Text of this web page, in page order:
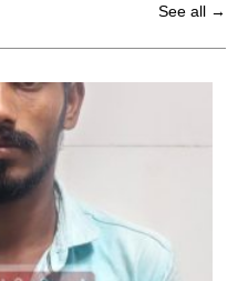
See all →